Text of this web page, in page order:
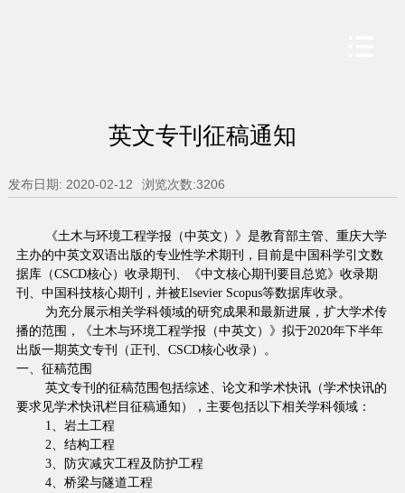
英文专刊征稿通知
发布日期: 2020-02-12 浏览次数:3206
《土木与环境工程学报（中英文）》是教育部主管、重庆大学
主办的中英文双语出版的专业性学术期刊，目前是中国科学引文数
据库（CSCD核心）收录期刊、《中文核心期刊要目总览》收录期
刊、中国科技核心期刊，并被Elsevier Scopus等数据库收录。
为充分展示相关学科领域的研究成果和最新进展，扩大学术传
播的范围，《土木与环境工程学报（中英文）》拟于2020年下半年
出版一期英文专刊（正刊、 CSCD核心收录）。
一、征稿范围
英文专刊的征稿范围包括综述、论文和学术快讯（学术快讯的
要求见学术快讯栏目征稿通知），主要包括以下相关学科领域：
1、岩土工程
2、结构工程
3、防灾减灾工程及防护工程
4、桥梁与隧道工程